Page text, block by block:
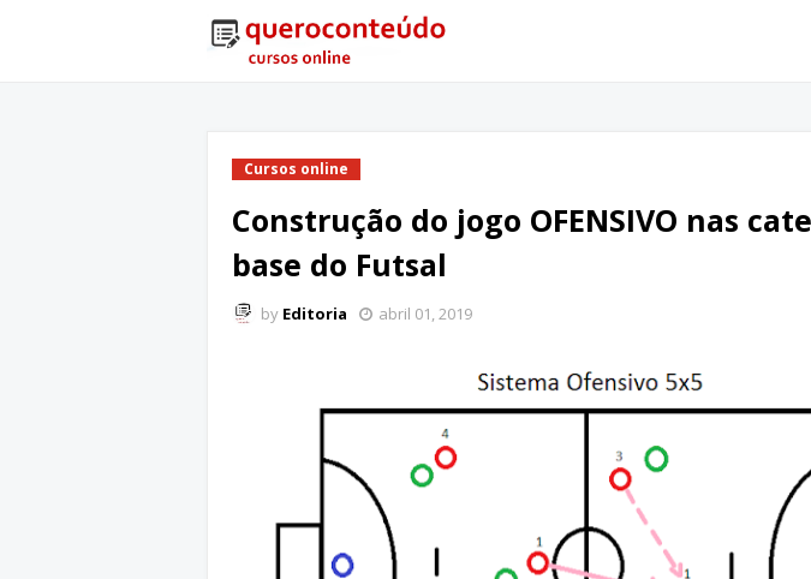
Cursos online
Construção do jogo OFENSIVO nas
base do Futsal
by Editoria abril 01, 2019